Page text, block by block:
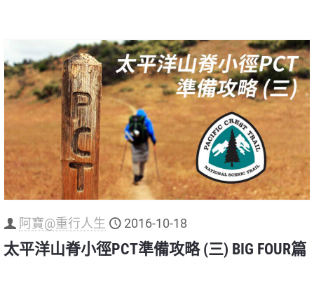
阿寶@重行人生 2016-10-18
太平洋山脊小徑PCT準備攻略 (三) BIG FOUR篇